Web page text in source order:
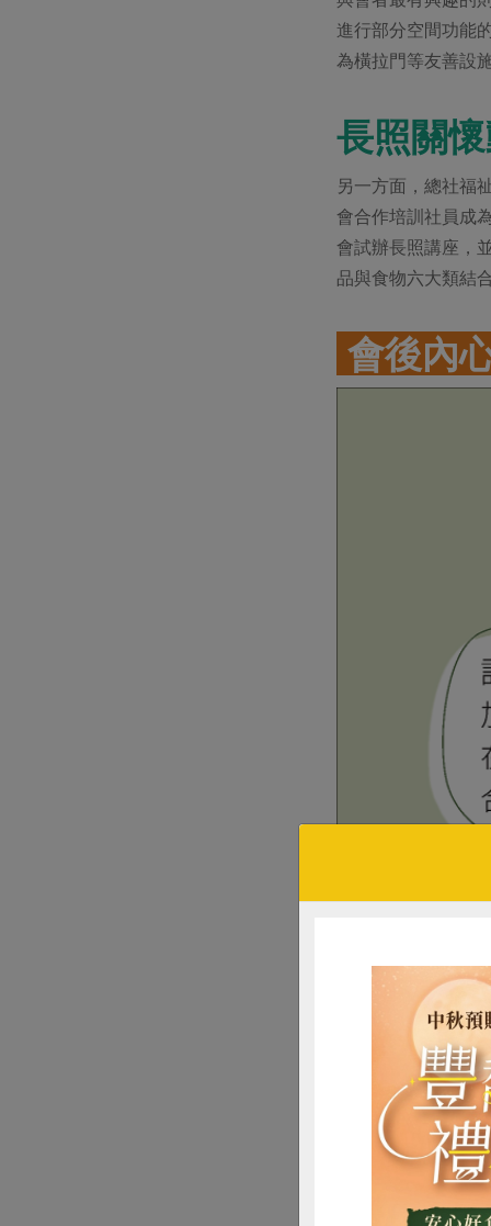
進行部分空間功能
為橫拉門等友善設
長照關
另一方面，總社福
會合作培訓社員成
會試辦長照講座，
品與食物六大類結
會後內